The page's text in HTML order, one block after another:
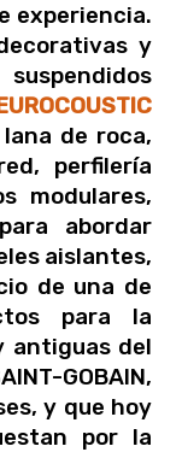
experiencia.
y
de roca,
perfilería
modulares,
abordar
aislantes,
de una de
para la
antiguas del
GOBAIN,
y que hoy
por la